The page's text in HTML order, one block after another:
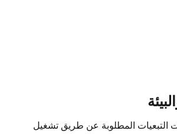
التبعيات المطلوبة عن طريق تشغيل